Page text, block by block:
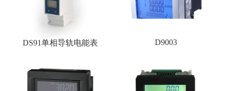
DS91单相导轨电能表 D9003